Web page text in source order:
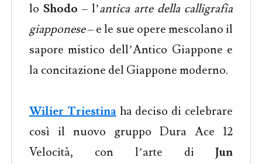
lo Shodo – l’antica arte della calligrafia
giapponese– e le sue opere mescolano il
sapore mistico dell’Antico Giappone e
la concitazione del Giappone moderno.
Wilier Triestinaha deciso di celebrare
così il nuovo gruppo Dura Ace 12
Velocità, con l’arte diJun